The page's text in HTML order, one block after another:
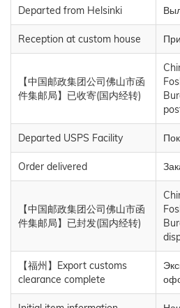
Departed from Helsinki
Reception at custom house
【中国邮政集团公司佛山市函
件集邮局】已收寄(国内经转)
Departed USPS Facility
Order delivered
【中国邮政集团公司佛山市函
件集邮局】已封发(国内经转)
【福州】Export customs
clearance complete